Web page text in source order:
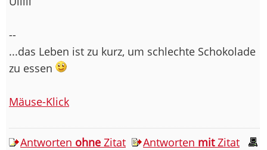
--
...das Leben ist zu kurz, um schlechte Schokolade
zu essen
Mäuse-Klick
Antworten ohne Zitat Antworten mitZitat